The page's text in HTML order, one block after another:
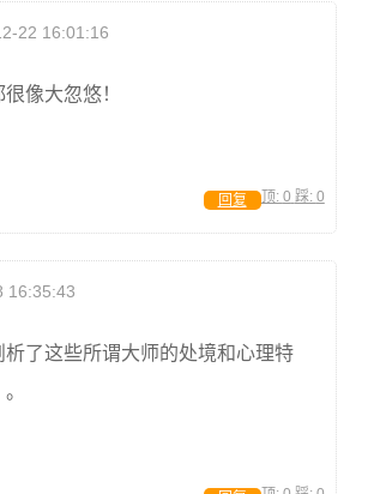
22 16:01:16
像大忽悠！
顶: 0 踩: 0
回复
16:35:43
析了这些所谓大师的处境和心理特